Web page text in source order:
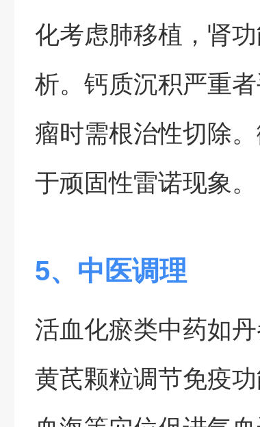
化考虑肺移植，肾
析。钙质沉积严重
瘤时需根治性切除
于顽固性雷诺现象。
5、中医调理
活血化瘀类中药如
黄芪颗粒调节免疫